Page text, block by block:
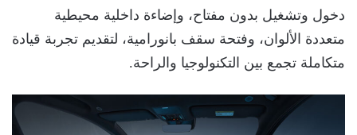
دخول وتشغيل بدون مفتاح، وإضاءة داخلية محيطية
متعددة الألوان، وفتحة سقف بانورامية، لتقديم تجربة قيادة
متكاملة تجمع بين التكنولوجيا والراحة.